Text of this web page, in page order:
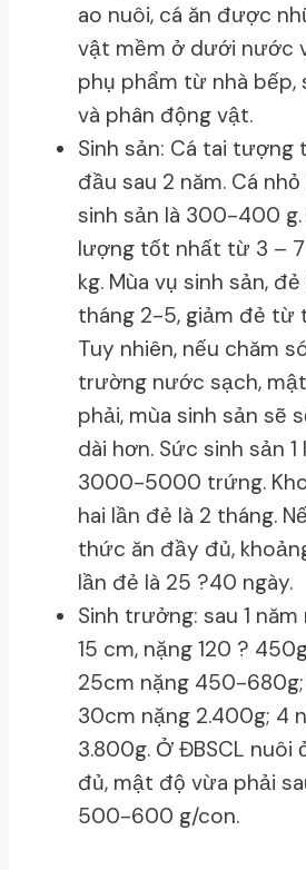
ao nuôi, cá ăn được
vật mềm ở dưới nước
phụ phẩm từ nhà bếp,
và phân động vật.
Sinh sản: Cá tai tượng
đầu sau 2 năm. Cá
sinh sản là 300-400
lượng tốt nhất từ 3 –
kg. Mùa vụ sinh sản,
tháng 2-5, giảm đẻ từ
Tuy nhiên, nếu chăm
trường nước sạch,
phải, mùa sinh sản sẽ
dài hơn. Sức sinh sản
3000-5000 trứng.
hai lần đẻ là 2 tháng.
thức ăn đầy đủ,
lần đẻ là 25 ?40 ngày.
Sinh trưởng: sau 1
15 cm, nặng 120 ?
25cm nặng 450-
30cm nặng 2.400g; 4
3.800g. Ở ĐBSCL
đủ, mật độ vừa phải
500-600 g/con.